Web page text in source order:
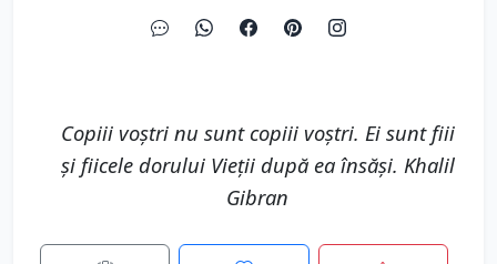
Copiii voștri nu sunt copiii voștri. Ei sunt fiii
și fiicele dorului Vieții după ea însăși. Khalil
Gibran